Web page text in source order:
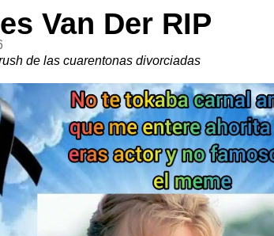
Van Der RIP
de las cuarentonas divorciadas